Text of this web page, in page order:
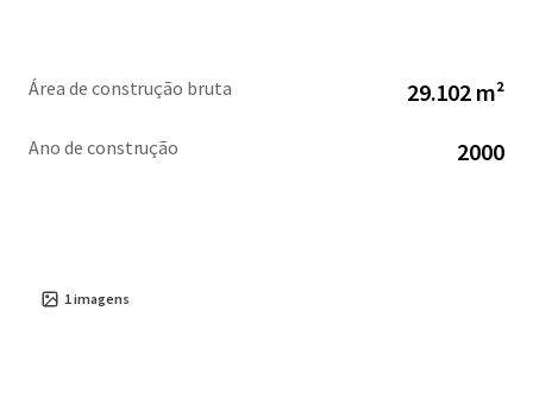
Área de construção bruta 29.102 m²
Ano de construção 2000
1imagens